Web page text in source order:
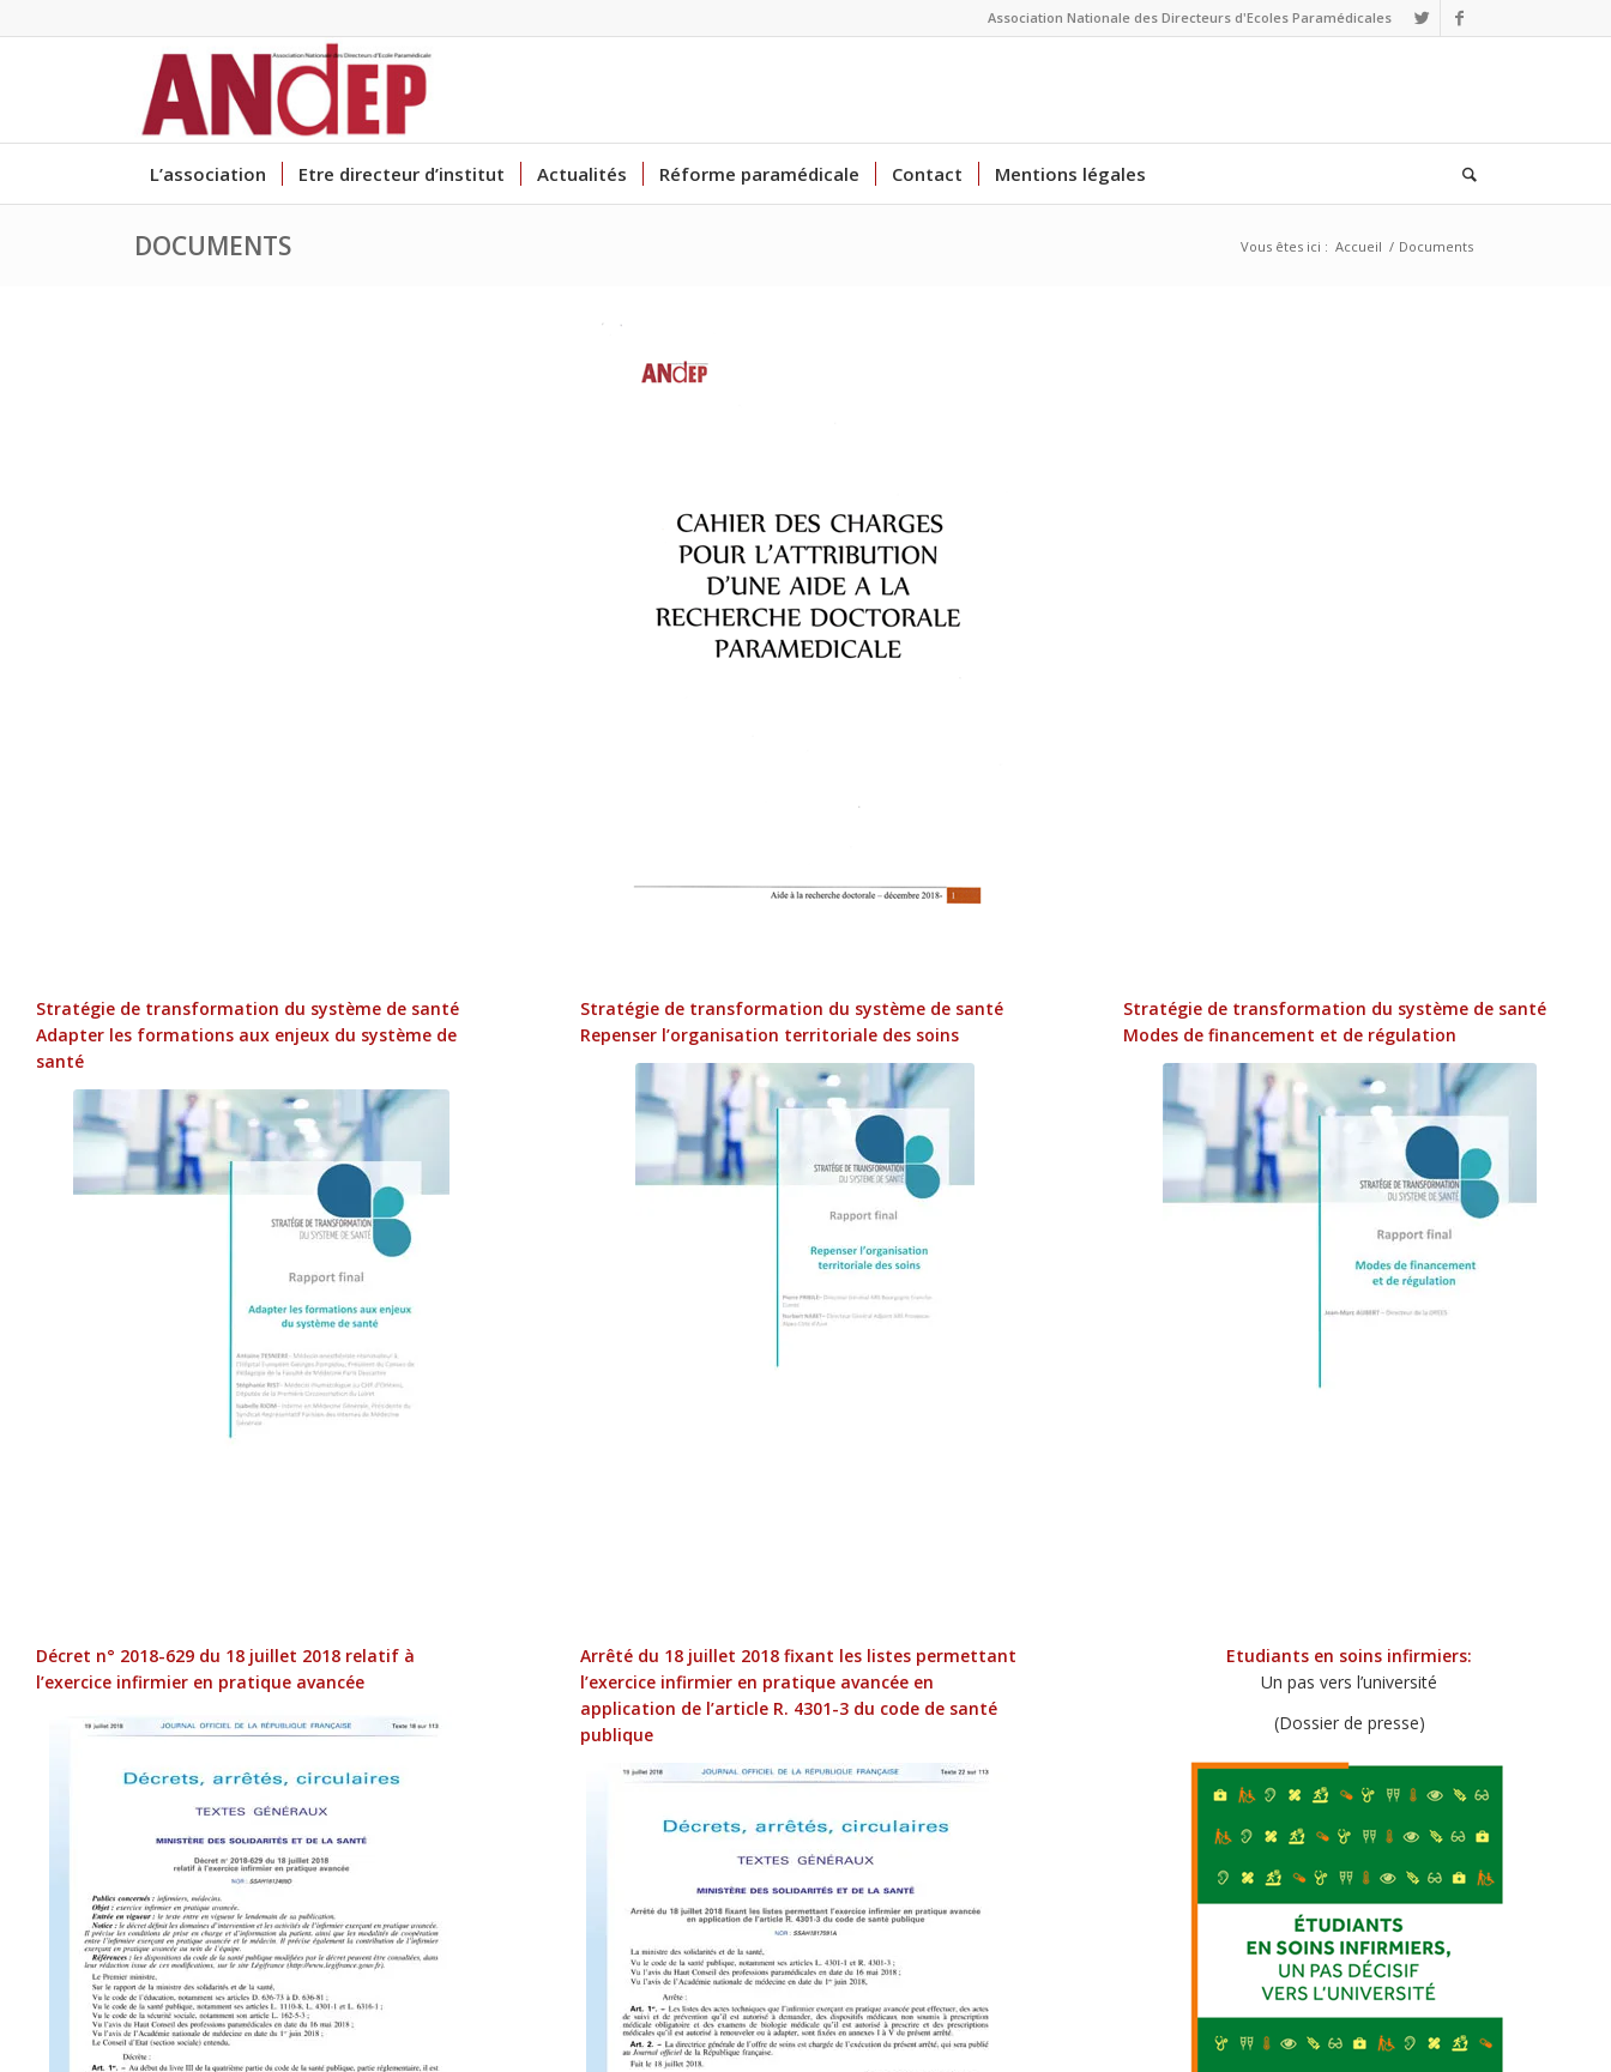
Association Nationale des Directeurs d'Ecoles Paramédicales
L’association Etre directeur d’institut Actualités Réforme paramédicale Contact Mentions légales
DOCUMENTS Vous êtes ici : Accueil / Documents
Stratégie de transformation du système de santé
Adapter les formations aux enjeux du système de
santé
Stratégie de transformation du système de santé
Repenser l’organisation territoriale des soins
Stratégie de transformation du système de santé
Modes de financement et de régulation
Décret n° 2018-629 du 18 juillet 2018 relatif à
l’exercice infirmier en pratique avancée
Arrêté du 18 juillet 2018 fixant les listes permettant
l’exercice infirmier en pratique avancée en
application de l’article R. 4301-3 du code de santé
publique
Etudiants en soins infirmiers:
Un pas vers l’université
(Dossier de presse)